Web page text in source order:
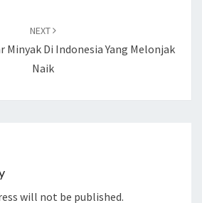
NEXT
Minyak Di Indonesia Yang Melonjak
Naik
will not be published.